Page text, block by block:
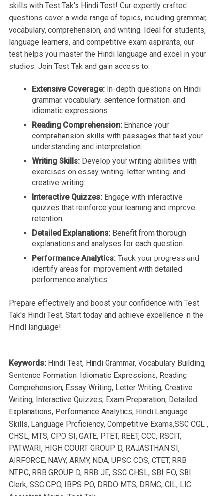
skills with Test Tak's Hindi Test! Our expertly crafted
questions cover a wide range of topics, including grammar,
vocabulary, comprehension, and writing. Ideal for students,
language learners, and competitive exam aspirants, our
test helps you master the Hindi language and excel in your
studies. Join Test Tak and gain access to:
Extensive Coverage: In-depth questions on Hindi
grammar, vocabulary, sentence formation, and
idiomatic expressions.
Reading Comprehension: Enhance your
comprehension skills with passages that test your
understanding and interpretation.
Writing Skills: Develop your writing abilities with
exercises on essay writing, letter writing, and
creative writing.
Interactive Quizzes: Engage with interactive
quizzes that reinforce your learning and improve
retention.
Detailed Explanations: Benefit from thorough
explanations and analyses for each question.
Performance Analytics: Track your progress and
identify areas for improvement with detailed
performance analytics.
Prepare effectively and boost your confidence with Test
Tak's Hindi Test. Start today and achieve excellence in the
Hindi language!
Keywords: Hindi Test, Hindi Grammar, Vocabulary Building,
Sentence Formation, Idiomatic Expressions, Reading
Comprehension, Essay Writing, Letter Writing, Creative
Writing, Interactive Quizzes, Exam Preparation, Detailed
Explanations, Performance Analytics, Hindi Language
Skills, Language Proficiency, Competitive Exams,SSC CGL ,
CHSL, MTS, CPO SI, GATE, PTET, REET, CCC, RSCIT,
PATWARI, HIGH COURT GROUP D, RAJASTHAN SI,
AIRFORCE, NAVY, ARMY, NDA, UPSC CDS, CTET, RRB
NTPC, RRB GROUP D, RRB JE, SSC CHSL, SBI PO, SBI
Clerk, SSC CPO, IBPS PO, DRDO MTS, DRMC, CIL, LIC